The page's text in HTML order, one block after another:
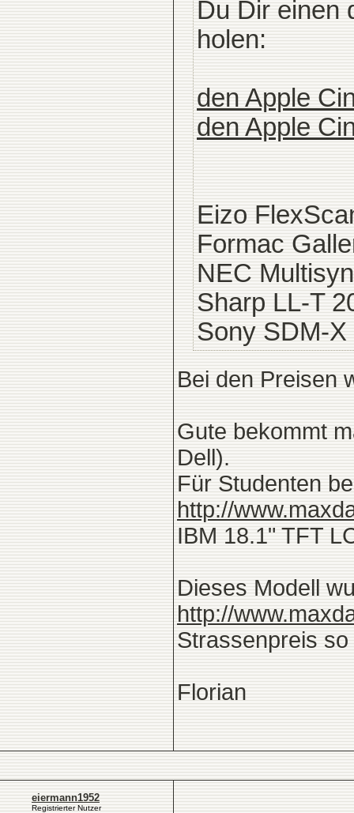
Du Dir einen
holen:
den Apple
den Apple
Eizo
Formac
NEC
Sharp LL-T
Sony SDM-
Bei den Preisen
Gute bekommt
Dell).
Für Studenten
http://
IBM 18.1" TFT
Dieses Modell
http://
Strassenpreis
Florian
eiermann1952
Registrierter Nutzer